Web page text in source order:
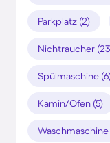
Parkplatz (2)
Nichtraucher
Spülmaschine
Kamin/Ofen (5)
Waschmaschine